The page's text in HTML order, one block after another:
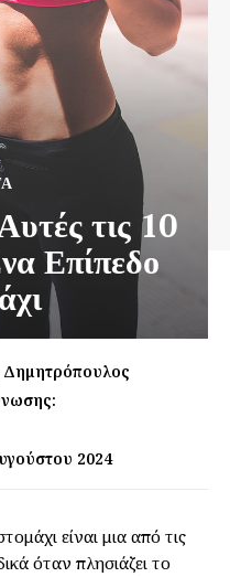
τις 10
Επίπεδο
2024
είναι μια από τις
όταν πλησιάζει το